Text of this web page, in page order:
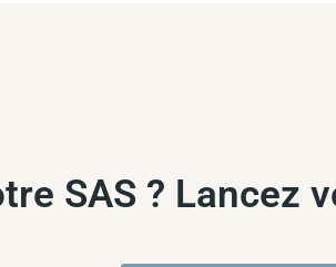
SAS ? Lancez